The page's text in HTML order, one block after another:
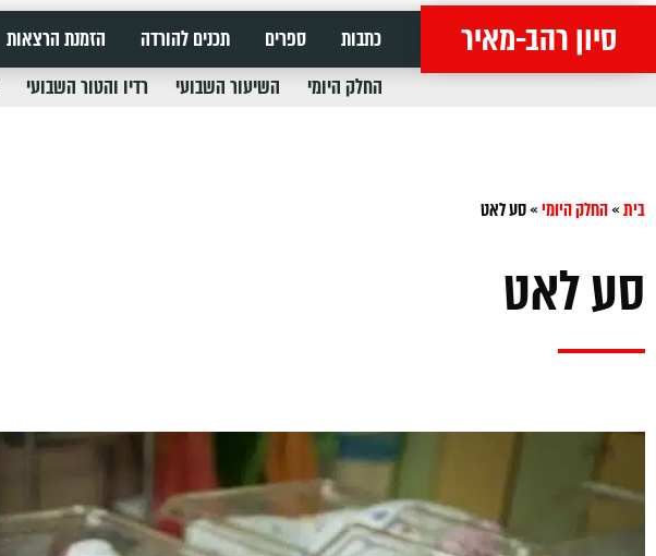
סיון רהב-מאיר כתבות ספרים תכנים להורדה הזמנת הרצאות
החלק היומי
השיעור השבועי רדיו והטור השבועי
בית»החלק היומי»סע לאט
סע לאט